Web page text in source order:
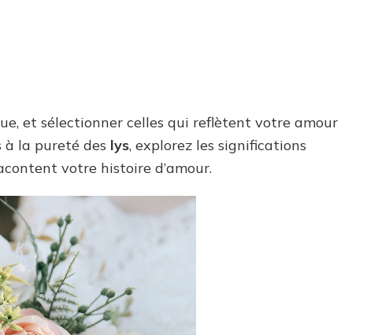
et sélectionner celles qui reflètent votre amour
à la pureté des lys, explorez les significations
votre histoire d’amour.